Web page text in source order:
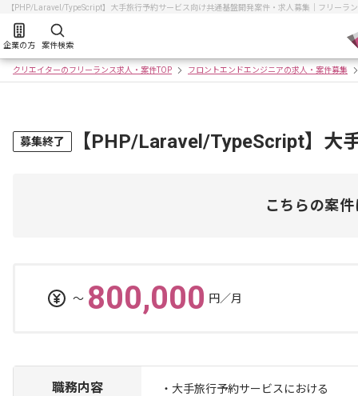
【PHP/Laravel/TypeScript】大手旅行予約サービス向け共通基盤開発案件・求人募集｜フリーラ
企業の方 案件検索
クリエイターのフリーランス求人・案件TOP フロントエンドエンジニアの求人・案件募集
募集終了 【PHP/Laravel/TypeScript】大
こちらの案
〜 800,000 円／月
職務内容
・大手旅行予約サービスにおける